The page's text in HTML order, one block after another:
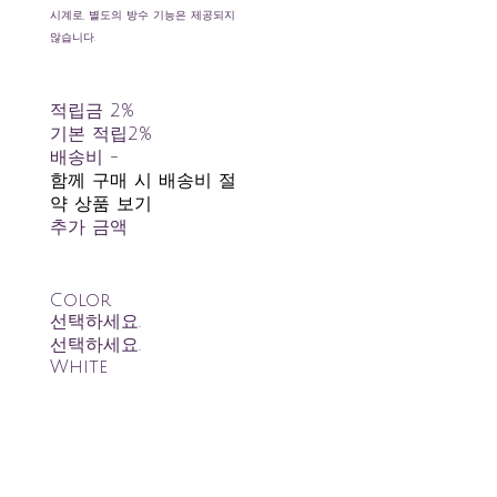
시계로, 별도의 방수 기능은 제공되지
않습니다.
적립금 2%
기본 적립2%
배송비 -
함께 구매 시 배송비 절
약 상품 보기
추가 금액
Color
선택하세요.
선택하세요.
White